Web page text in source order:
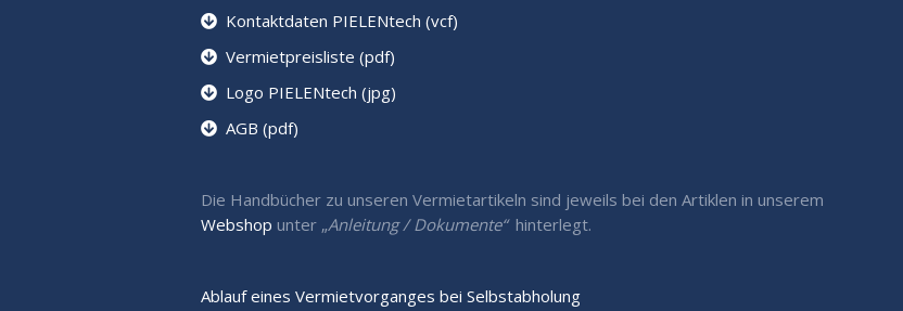
Kontaktdaten PIELENtech (vcf)
Vermietpreisliste (pdf)
Logo PIELENtech (jpg)
AGB (pdf)
Die Handbücher zu unseren Vermietartikeln sind jeweils bei den Artiklen in unserem
Webshop unter „Anleitung / Dokumente“ hinterlegt.
Ablauf eines Vermietvorganges bei Selbstabholung